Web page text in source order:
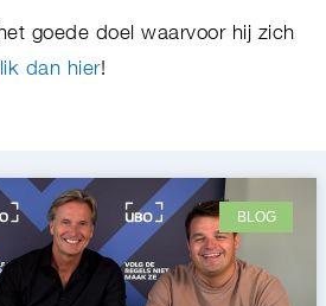
goede doel waarvoor hij zich
dan hier!
BLOG